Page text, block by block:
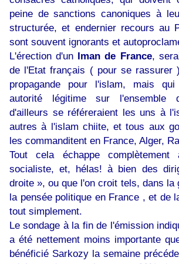
peine de sanctions canoniques à
structurée, et endernier recours au
sont souvent ignorants et
L'érection d'un Iman de France,
de l'Etat français ( pour se rassurer
propagande pour l'islam, mais qui
autorité légitime sur l'ensemble
d'ailleurs se référeraient les uns à
autres à l'islam chiite, et tous aux
les commanditent en France, Alger,
Tout cela échappe
socialiste, et, hélas! à bien des
droite », ou que l'on croit tels, dans la
la pensée politique en France , et de
tout simplement.
Le sondage à la fin de l'émission
a été nettement moins importante
bénéficié Sarkozy la semaine